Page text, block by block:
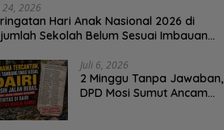
24, 2026
Hari Anak Nasional 2026 di
Sekolah Belum Sesuai Imbauan
Juli 6, 2026
2 Minggu Tanpa Jawaban,
DPD Mosi Sumut Ancam